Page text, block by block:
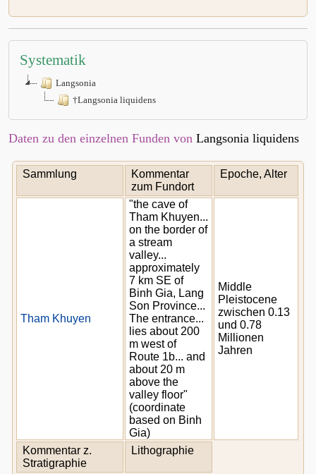
Systematik
Langsonia
†Langsonia liquidens
Daten zu den einzelnen Funden von Langsonia liquidens
Sammlung
Kommentar
zum Fundort
Epoche, Alter
Tham Khuyen
"the cave of
Tham Khuyen...
on the border of
a stream
valley...
approximately
7 km SE of
Binh Gia, Lang
Son Province...
The entrance...
lies about 200
m west of
Route 1b... and
about 20 m
above the
valley floor"
(coordinate
based on Binh
Gia)
Middle
Pleistocene
zwischen 0.13
und 0.78
Millionen
Jahren
Kommentar z.
Stratigraphie
Lithographie